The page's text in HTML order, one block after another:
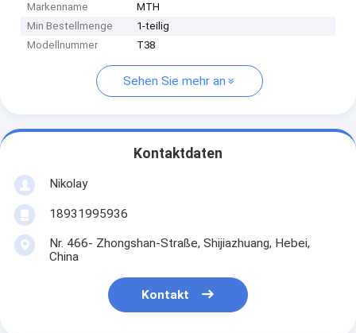
Markenname
MTH
Min Bestellmenge
1-teilig
Modellnummer
T38
Sehen Sie mehr an
Kontaktdaten
Nikolay
18931995936
Nr. 466- Zhongshan-Straße, Shijiazhuang, Hebei,
China
Kontakt